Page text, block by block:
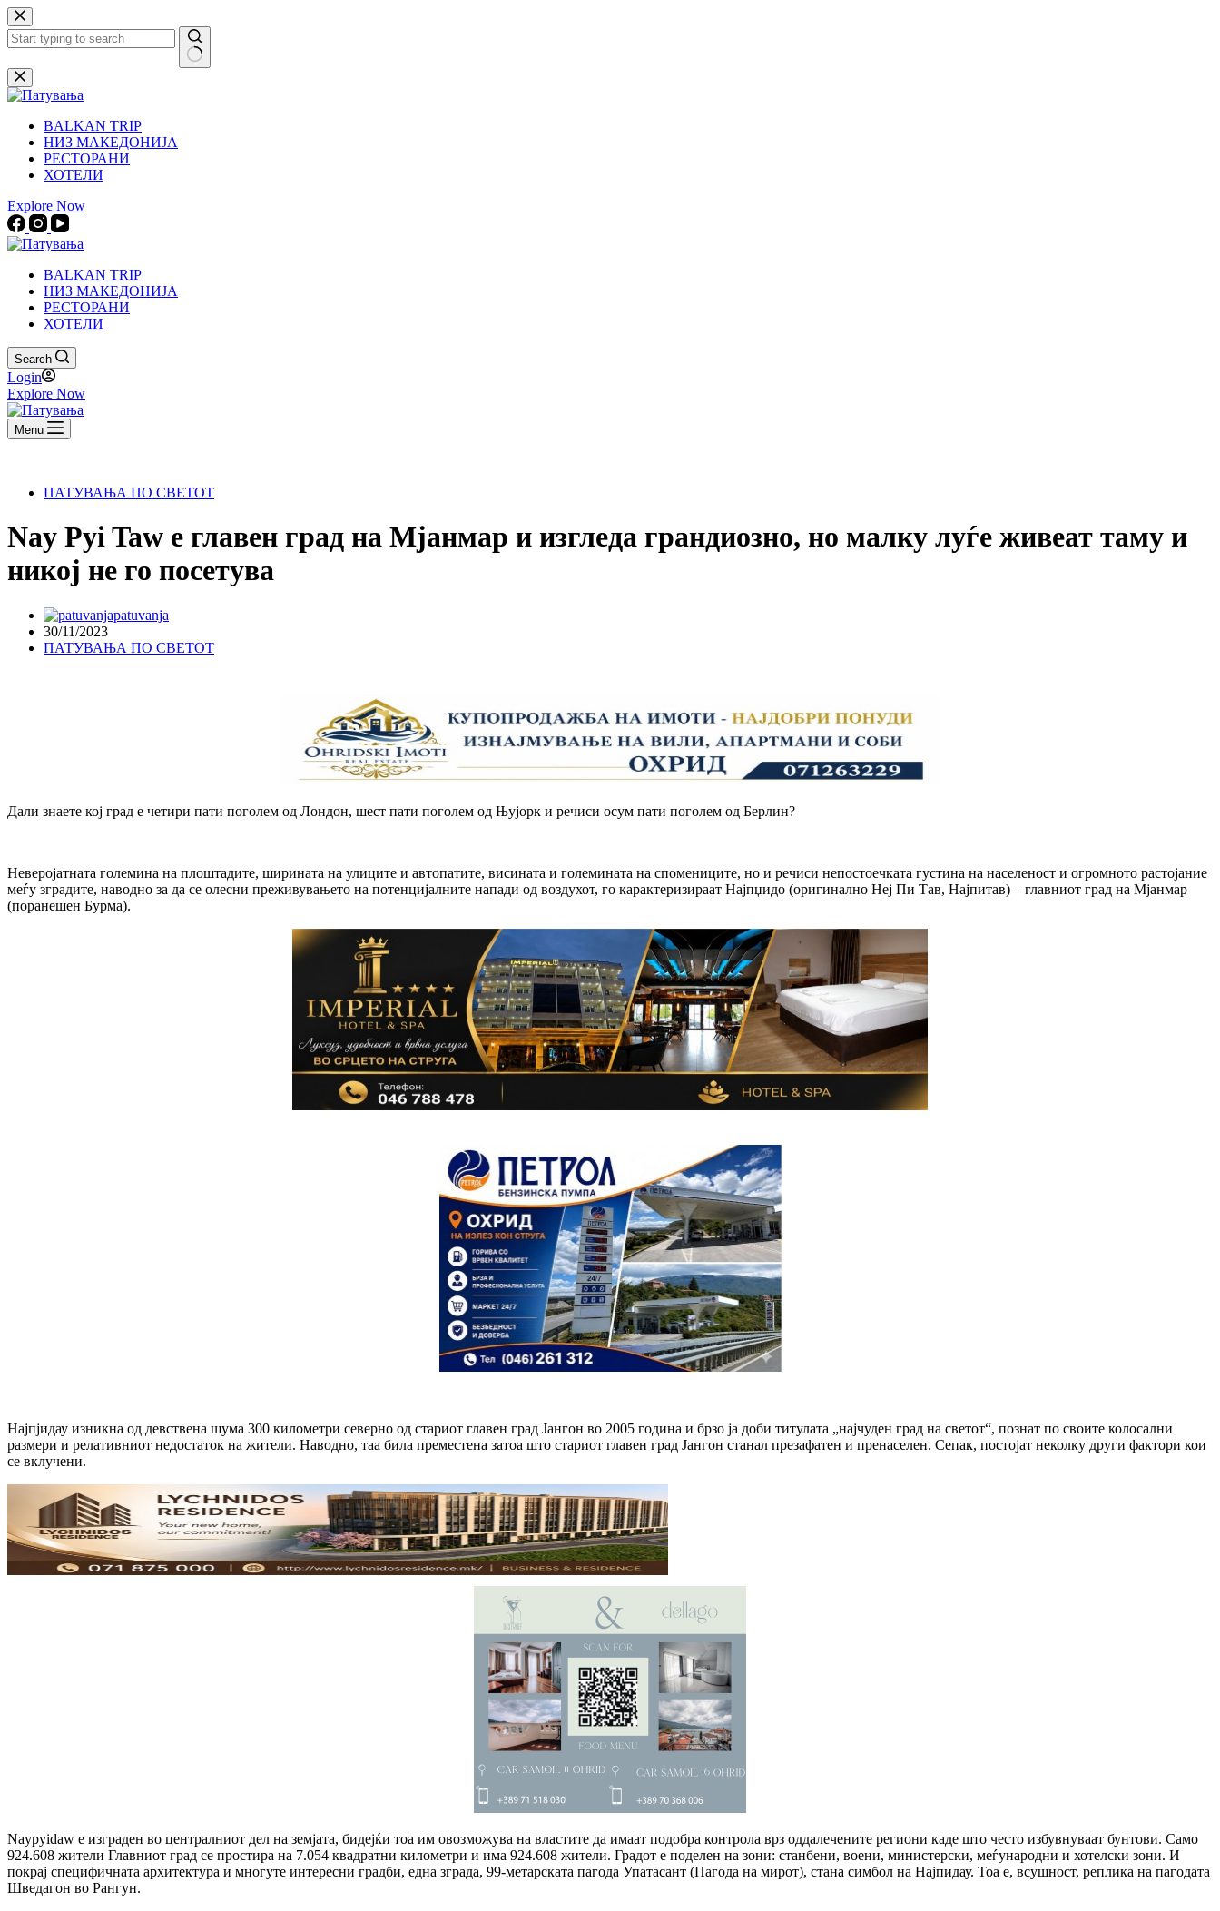
Skip
to
content
No
results
BALKAN TRIP
НИЗ МАКЕДОНИЈА
РЕСТОРАНИ
ХОТЕЛИ
Explore Now
BALKAN TRIP
НИЗ МАКЕДОНИЈА
РЕСТОРАНИ
ХОТЕЛИ
Search
Login
Explore Now
Menu
ПАТУВАЊА ПО СВЕТОТ
Nay Pyi Taw е главен град на Мјанмар и изгледа грандиозно, но малку луѓе живеат таму и
никој не го посетува
patuvanja
30/11/2023
ПАТУВАЊА ПО СВЕТОТ
Дали знаете кој град е четири пати поголем од Лондон, шест пати поголем од Њујорк и речиси осум пати поголем од Берлин?
Неверојатната големина на плоштадите, ширината на улиците и автопатите, висината и големината на спомениците, но и речиси непостоечката густина на населеност и огромното растојание
меѓу зградите, наводно за да се олесни преживувањето на потенцијалните напади од воздухот, го карактеризираат Најпџидо (оригинално Неј Пи Тав, Најпитав) – главниот град на Мјанмар
(поранешен Бурма).
Најпјидау изникна од девствена шума 300 километри северно од стариот главен град Јангон во 2005 година и брзо ја доби титулата „најчуден град на светот“, познат по своите колосални
размери и релативниот недостаток на жители. Наводно, таа била преместена затоа што стариот главен град Јангон станал презафатен и пренаселен. Сепак, постојат неколку други фактори кои
се вклучени.
Naypyidaw е изграден во централниот дел на земјата, бидејќи тоа им овозможува на властите да имаат подобра контрола врз оддалечените региони каде што често избувнуваат бунтови. Само
924.608 жители Главниот град се простира на 7.054 квадратни километри и има 924.608 жители. Градот е поделен на зони: станбени, воени, министерски, меѓународни и хотелски зони. И
покрај специфичната архитектура и многуте интересни градби, една зграда, 99-метарската пагода Упатасант (Пагода на мирот), стана симбол на Најпидау. Тоа е, всушност, реплика на пагодата
Шведагон во Рангун.